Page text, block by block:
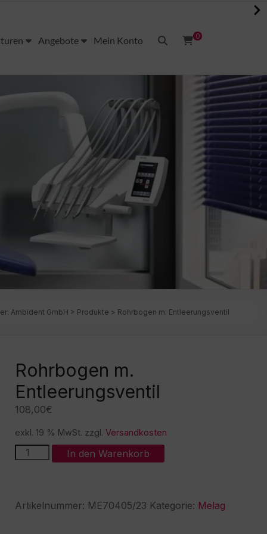
0
Angebote Mein Konto
Ambident GmbH > Produkte > Rohrbogen m. Entleerungsventil
Rohrbogen m.
Entleerungsventil
108,00€
exkl. 19 % MwSt. zzgl. Versandkosten
Rohrbogen
m.
In den Warenkorb
n
Artikelnummer: ME70405/23 Kategorie: Melag